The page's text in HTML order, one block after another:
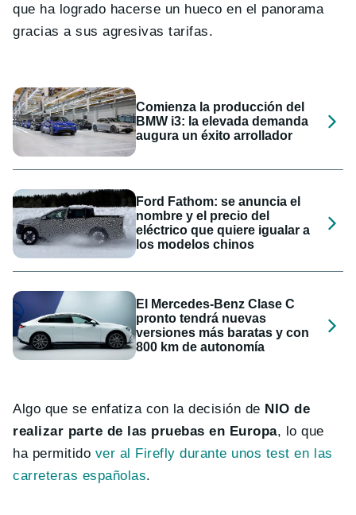
que ha logrado hacerse un hueco en el panorama
gracias a sus agresivas tarifas.
Comienza la producción del
BMW i3: la elevada demanda
augura un éxito arrollador
Ford Fathom: se anuncia el
nombre y el precio del
eléctrico que quiere igualar a
los modelos chinos
El Mercedes-Benz Clase C
pronto tendrá nuevas
versiones más baratas y con
800 km de autonomía
Algo que se enfatiza con la decisión de NIO de
realizar parte de las pruebas en Europa, lo que
ha permitido ver al Firefly durante unos test en las
carreteras españolas.